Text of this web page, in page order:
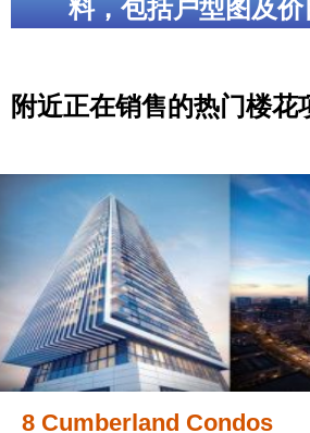
料，包括户型图及
附近正在销售的热门楼花
8 Cumberland Condos